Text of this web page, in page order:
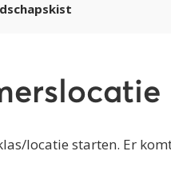
locatie starten. Er